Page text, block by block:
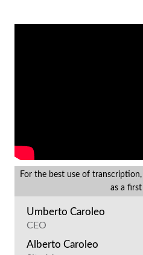
For the best use of
as a
Umberto Caroleo
CEO
Alberto Caroleo